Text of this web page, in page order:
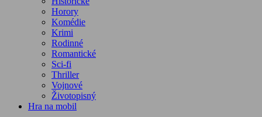
Horory
Komédie
Krimi
Rodinné
Romantické
Sci-fi
Thriller
Vojnové
Životopisný
Hra na mobil